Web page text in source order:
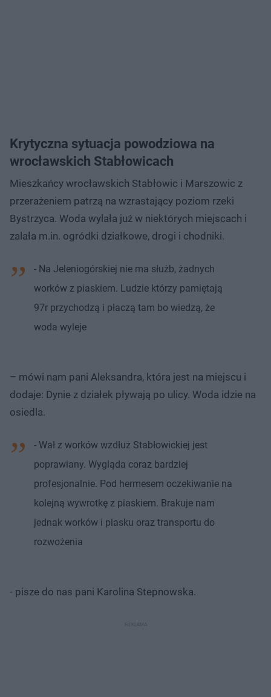
Krytyczna sytuacja powodziowa na
wrocławskich Stabłowicach
Mieszkańcy wrocławskich Stabłowic i Marszowic z
przerażeniem patrzą na wzrastający poziom rzeki
Bystrzyca. Woda wylała już w niektórych miejscach i
zalała m.in. ogródki działkowe, drogi i chodniki.
- Na Jeleniogórskiej nie ma służb, żadnych
worków z piaskiem. Ludzie którzy pamiętają
97r przychodzą i płaczą tam bo wiedzą, że
woda wyleje
– mówi nam pani Aleksandra, która jest na miejscu i
dodaje: Dynie z działek pływają po ulicy. Woda idzie na
osiedla.
- Wał z worków wzdłuż Stabłowickiej jest
poprawiany. Wygląda coraz bardziej
profesjonalnie. Pod hermesem oczekiwanie na
kolejną wywrotkę z piaskiem. Brakuje nam
jednak worków i piasku oraz transportu do
rozwożenia
- pisze do nas pani Karolina Stepnowska.